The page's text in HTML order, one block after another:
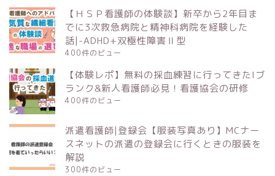
【ＨＳＰ看護師の体験談】新卒から2年目ま
でに3次救急病院と精神科病院を経験した
話|-ADHD+双極性障害Ⅱ型
400件のビュー
【体験レポ】無料の採血練習に行ってきたlブ
ランク&新人看護師必見！看護協会の研修
400件のビュー
派遣看護師|登録会【服装写真あり】MCナー
スネットの派遣の登録会に行くときの服装を
解説
300件のビュー